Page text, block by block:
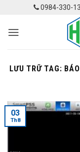
content
0984-330-
LƯU TRỮ TAG:
03
Th8